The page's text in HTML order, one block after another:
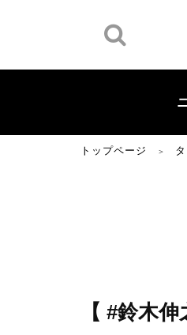
トップページ ＞
【 #鈴木伸